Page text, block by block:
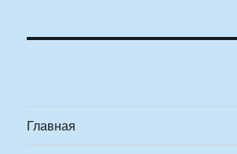
Главная